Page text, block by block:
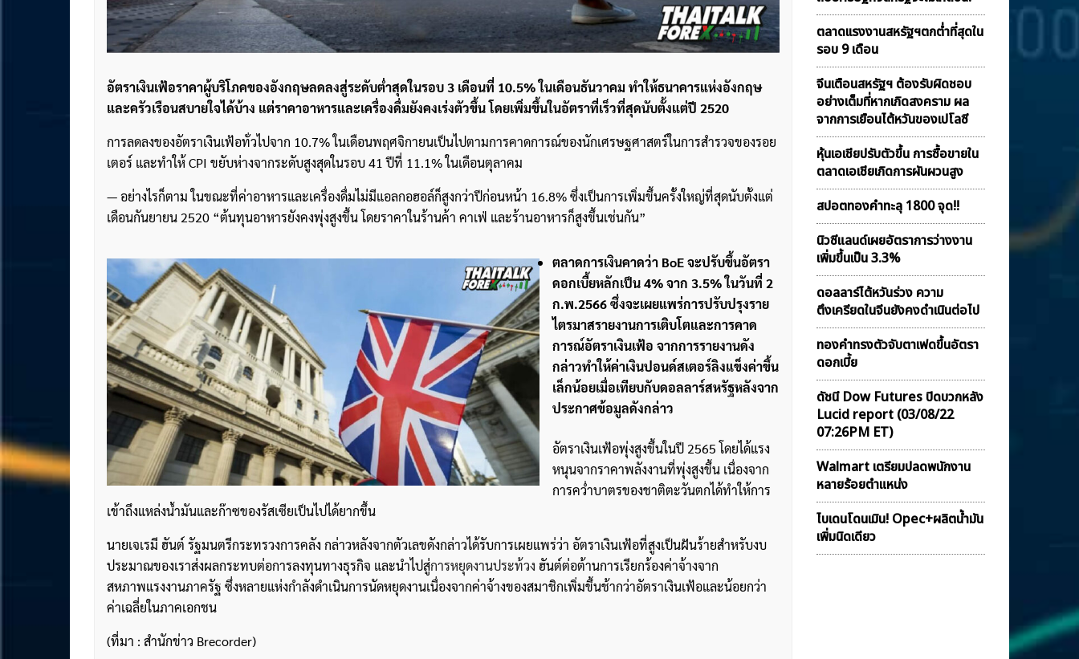
อัตราเงินเฟ้อราคาผู้บริโภคของอังกฤษลดลงสู่ระดับต่ำสุดในรอบ 3 เดือนที่ 10.5% ในเดือนธันวาคม ทำให้ธนาคารแห่งอังกฤษ
และครัวเรือนสบายใจได้บ้าง แต่ราคาอาหารและเครื่องดื่มยังคงเร่งตัวขึ้น โดยเพิ่มขึ้นในอัตราที่เร็วที่สุดนับตั้งแต่ปี 2520
การลดลงของอัตราเงินเฟ้อทั่วไปจาก 10.7% ในเดือนพฤศจิกายนเป็นไปตามการคาดการณ์ของนักเศรษฐศาสตร์ในการสำรวจของรอย
เตอร์ และทำให้ CPI ขยับห่างจากระดับสูงสุดในรอบ 41 ปีที่ 11.1% ในเดือนตุลาคม
— อย่างไรก็ตาม ในขณะที่ค่าอาหารและเครื่องดื่มไม่มีแอลกอฮอล์ก็สูงกว่าปีก่อนหน้า 16.8% ซึ่งเป็นการเพิ่มขึ้นครั้งใหญ่ที่สุดนับตั้งแต่
เดือนกันยายน 2520 “ต้นทุนอาหารยังคงพุ่งสูงขึ้น โดยราคาในร้านค้า คาเฟ่ และร้านอาหารก็สูงขึ้นเช่นกัน”
ตลาดการเงินคาดว่า BoE จะปรับขึ้นอัตรา
ดอกเบี้ยหลักเป็น 4% จาก 3.5% ในวันที่ 2
ก.พ.2566 ซึ่งจะเผยแพร่การปรับปรุงราย
ไตรมาสรายงานการเติบโตและการคาด
การณ์อัตราเงินเฟ้อ จากการรายงานดัง
กล่าวทำให้ค่าเงินปอนด์สเตอร์ลิงแข็งค่าขึ้น
เล็กน้อยเมื่อเทียบกับดอลลาร์สหรัฐหลังจาก
ประกาศข้อมูลดังกล่าว
อัตราเงินเฟ้อพุ่งสูงขึ้นในปี 2565 โดยได้แรง
หนุนจากราคาพลังงานที่พุ่งสูงขึ้น เนื่องจาก
การคว่ำบาตรของชาติตะวันตกได้ทำให้การ
เข้าถึงแหล่งน้ำมันและก๊าซของรัสเซียเป็นไปได้ยากขึ้น
นายเจเรมี ฮันต์ รัฐมนตรีกระทรวงการคลัง กล่าวหลังจากตัวเลขดังกล่าวได้รับการเผยแพร่ว่า อัตราเงินเฟ้อที่สูงเป็นฝันร้ายสำหรับงบ
ประมาณของเราส่งผลกระทบต่อการลงทุนทางธุรกิจ และนำไปสู่การหยุดงานประท้วง ฮันต์ต่อต้านการเรียกร้องค่าจ้างจาก
สหภาพแรงงานภาครัฐ ซึ่งหลายแห่งกำลังดำเนินการนัดหยุดงานเนื่องจากค่าจ้างของสมาชิกเพิ่มขึ้นช้ากว่าอัตราเงินเฟ้อและน้อยกว่า
ค่าเฉลี่ยในภาคเอกชน
(ที่มา : สำนักข่าว Brecorder)
ตลาดเเรงงานสหรัฐฯตกต่ำที่สุดใน
รอบ 9 เดือน
จีนเตือนสหรัฐฯ ต้องรับผิดชอบ
อย่างเต็มที่หากเกิดสงคราม ผล
จากการเยือนไต้หวันของเปโลซี
หุ้นเอเชียปรับตัวขึ้น การซื้อขายใน
ตลาดเอเชียเกิดการผันผวนสูง
สปอตทองคำทะลุ 1800 จุด!!
นิวซีแลนด์เผยอัตราการว่างงาน
เพิ่มขึ้นเป็น 3.3%
ดอลลาร์ไต้หวันร่วง ความ
ตึงเครียดในจีนยังคงดำเนินต่อไป
ทองคำทรงตัวจับตาเฟดขึ้นอัตรา
ดอกเบี้ย
ดัชนี Dow Futures ปิดบวกหลัง
Lucid report (03/08/22
07:26PM ET)
Walmart เตรียมปลดพนักงาน
หลายร้อยตำแหน่ง
ไบเดนโดนเมิน! Opec+ผลิตน้ำมัน
เพิ่มนิดเดียว